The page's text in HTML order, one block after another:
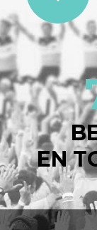
EN